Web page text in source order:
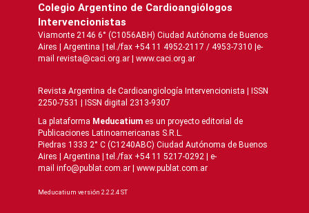
Colegio Argentino de Cardioangiólogos
Intervencionistas
Viamonte 2146 6° (C1056ABH) Ciudad Autónoma de Buenos
Aires | Argentina | tel./fax +54 11 4952-2117 / 4953-7310 |e-
mail revista@caci.org.ar | www.caci.org.ar
Revista Argentina de Cardioangiologí­a Intervencionista | ISSN
2250-7531 | ISSN digital 2313-9307
La plataforma Meducatium es un proyecto editorial de
Publicaciones Latinoamericanas S.R.L.
Piedras 1333 2° C (C1240ABC) Ciudad Autónoma de Buenos
Aires | Argentina | tel./fax +54 11 5217-0292 | e-
mail info@publat.com.ar | www.publat.com.ar
Meducatium versión 2.2.2.4 ST